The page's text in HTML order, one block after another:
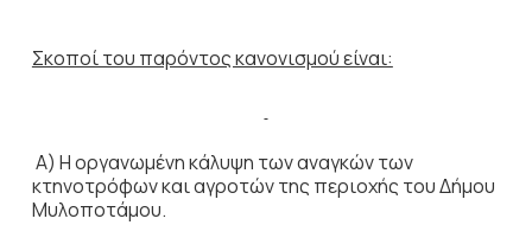
Σκοποί του παρόντος κανονισμού είναι:
Α) Η οργανωμένη κάλυψη των αναγκών των
κτηνοτρόφων και αγροτών της περιοχής του Δήμου
Μυλοποτάμου.